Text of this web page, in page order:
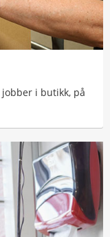
i butikk, på